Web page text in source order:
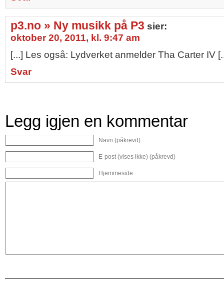
p3.no » Ny musikk på P3 sier:
oktober 20, 2011, kl. 9:47 am
[...] Les også: Lydverket anmelder Tha Carter IV
Svar
Legg igjen en kommentar
Navn (påkrevd)
E-post (vises ikke) (påkrevd)
Hjemmeside